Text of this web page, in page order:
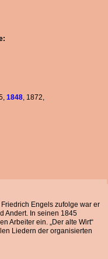
1848, 1872,
Friedrich Engels zufolge war er
Andert. In seinen 1845
Arbeiter ein. „Der alte Wirt“
Liedern der organisierten